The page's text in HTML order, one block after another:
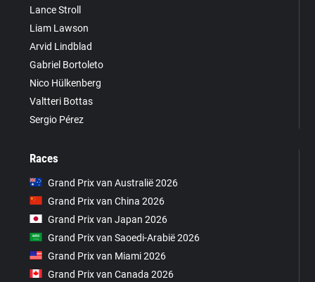
Lance Stroll
Liam Lawson
Arvid Lindblad
Gabriel Bortoleto
Nico Hülkenberg
Valtteri Bottas
Sergio Pérez
Races
Grand Prix van Australië 2026
Grand Prix van China 2026
Grand Prix van Japan 2026
Grand Prix van Saoedi-Arabië 2026
Grand Prix van Miami 2026
Grand Prix van Canada 2026